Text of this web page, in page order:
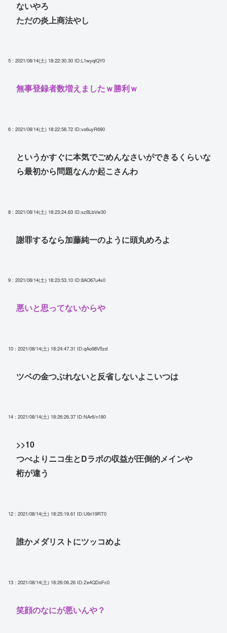
ないやろ
ただの炎上商法やし
5 : 2021/08/14(土) 18:22:30.30 ID:L1wyqlQY0
無事登録者数増えましたｗ勝利ｗ
6 : 2021/08/14(土) 18:22:58.72 ID:vo6uyR690
というかすぐに本気でごめんなさいができるくらいな
ら最初から問題なんか起こさんわ
8 : 2021/08/14(土) 18:23:24.63 ID:szBLbVw30
謝罪するなら加藤純一のように頭丸めろよ
9 : 2021/08/14(土) 18:23:53.10 ID:8AO67u4s0
悪いと思ってないからや
10 : 2021/08/14(土) 18:24:47.31 ID:qAo98V5zd
ツベの金つぶれないと反省しないよこいつは
14 : 2021/08/14(土) 18:26:26.37 ID:NAr6/n180
>>10
つべよりニコ生とDラボの収益が圧倒的メインや
桁が違う
12 : 2021/08/14(土) 18:25:19.61 ID:U6ri19RT0
誰かメダリストにツッコめよ
13 : 2021/08/14(土) 18:26:06.26 ID:Ze4QDoFc0
笑顔のなにが悪いんや？